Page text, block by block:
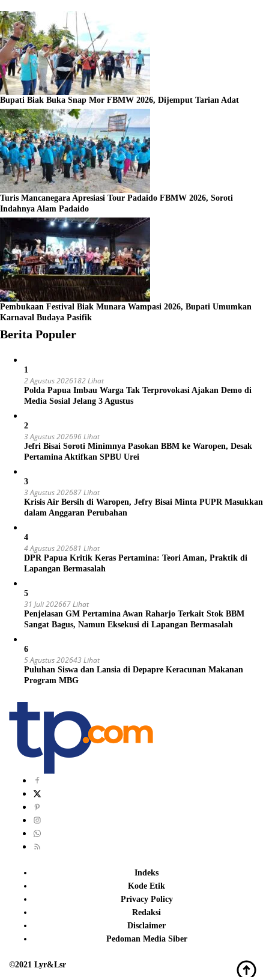
Bupati Biak Buka Snap Mor FBMW 2026, Dijemput Tarian Adat
Turis Mancanegara Apresiasi Tour Padaido FBMW 2026, Soroti
Indahnya Alam Padaido
Pembukaan Festival Biak Munara Wampasi 2026, Bupati Umumkan
Karnaval Budaya Pasifik
Berita Populer
1
2 Agustus 2026182 Lihat
Polda Papua Imbau Warga Tak Terprovokasi Ajakan Demo di
Media Sosial Jelang 3 Agustus
2
3 Agustus 202696 Lihat
Jefri Bisai Soroti Minimnya Pasokan BBM ke Waropen, Desak
Pertamina Aktifkan SPBU Urei
3
3 Agustus 202687 Lihat
Krisis Air Bersih di Waropen, Jefry Bisai Minta PUPR Masukkan
dalam Anggaran Perubahan
4
4 Agustus 202681 Lihat
DPR Papua Kritik Keras Pertamina: Teori Aman, Praktik di
Lapangan Bermasalah
5
31 Juli 202667 Lihat
Penjelasan GM Pertamina Awan Raharjo Terkait Stok BBM
Sangat Bagus, Namun Eksekusi di Lapangan Bermasalah
6
5 Agustus 202643 Lihat
Puluhan Siswa dan Lansia di Depapre Keracunan Makanan
Program MBG
Indeks
Kode Etik
Privacy Policy
Redaksi
Disclaimer
Pedoman Media Siber
©2021 Lyr&Lsr